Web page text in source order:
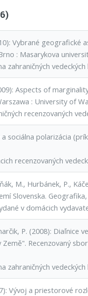
Vybrané geografické
: Masarykova
zahraničných
Aspects of
: University of
recenzovaných
sociálna polarizácia
recenzovaných
M., Hurbánek, P.,
Slovenska.
v domácich
P. (2008): Diaľnice
Recenzovaný
zahraničných
Vývoj a priestorové